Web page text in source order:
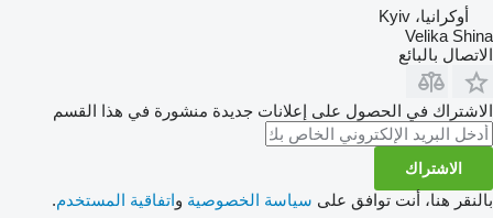
أوكرانيا، Kyiv
Velika Shina
الاتصال بالبائع
الاشتراك في الحصول على إعلانات جديدة منشورة في هذا القسم
الاشتراك
بالنقر هنا، أنت توافق على سياسة الخصوصية واتفاقية المستخدم.